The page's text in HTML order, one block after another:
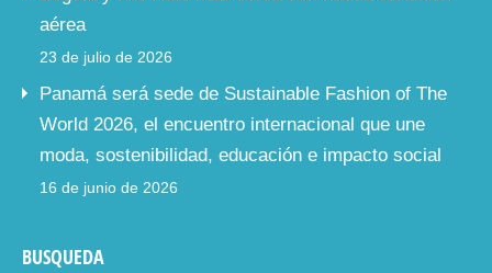
aérea
23 de julio de 2026
Panamá será sede de Sustainable Fashion of The
World 2026, el encuentro internacional que une
moda, sostenibilidad, educación e impacto social
16 de junio de 2026
BUSQUEDA